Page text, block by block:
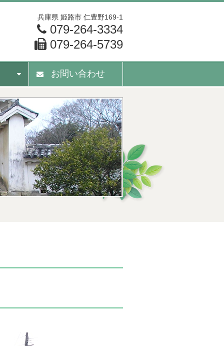
兵庫県 姫路市 仁豊野169-1
079-264-3334
079-264-5739
お問い合わせ